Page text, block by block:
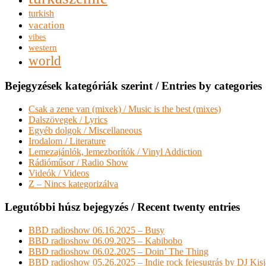
turkish
vacation
vibes
western
world
Bejegyzések kategóriák szerint / Entries by categories
Csak a zene van (mixek) / Music is the best (mixes)
Dalszövegek / Lyrics
Egyéb dolgok / Miscellaneous
Irodalom / Literature
Lemezajánlók, lemezborítók / Vinyl Addiction
Rádióműsor / Radio Show
Videók / Videos
Z – Nincs kategorizálva
Legutóbbi húsz bejegyzés / Recent twenty entries
BBD radioshow 06.16.2025 – Busy
BBD radioshow 06.09.2025 – Kabibobo
BBD radioshow 06.02.2025 – Doin’ The Thing
BBD radioshow 05.26.2025 – Indie rock fejesugrás by DJ